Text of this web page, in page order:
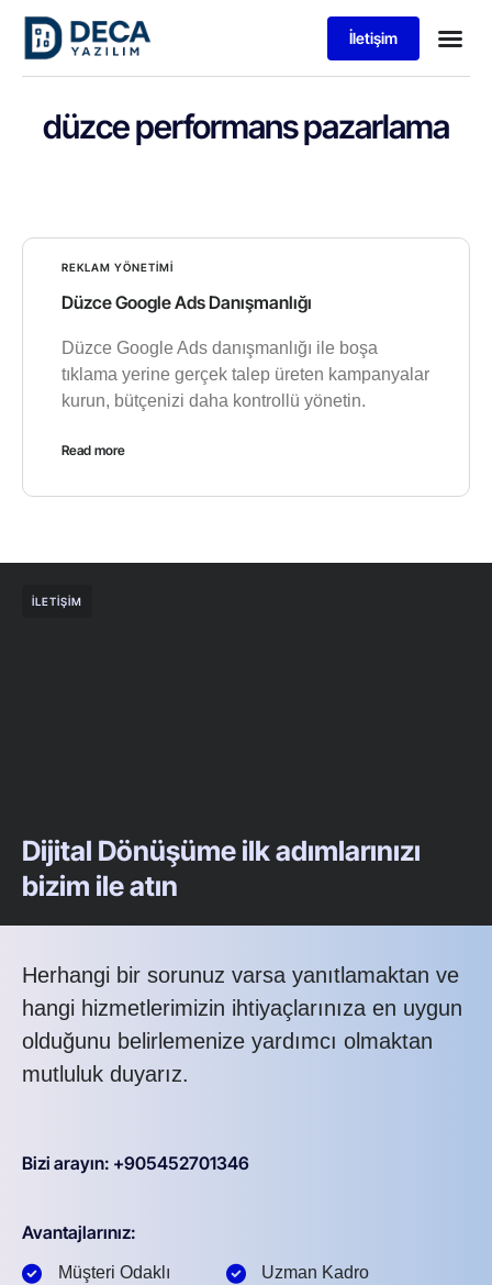
İletişim
düzce performans pazarlama
REKLAM YÖNETIMI
Düzce Google Ads Danışmanlığı
Düzce Google Ads danışmanlığı ile boşa
tıklama yerine gerçek talep üreten kampanyalar
kurun, bütçenizi daha kontrollü yönetin.
Read more
İLETIŞIM
Dijital Dönüşüme ilk adımlarınızı
bizim ile atın
Herhangi bir sorunuz varsa yanıtlamaktan ve
hangi hizmetlerimizin ihtiyaçlarınıza en uygun
olduğunu belirlemenize yardımcı olmaktan
mutluluk duyarız.
Bizi arayın: +905452701346
Avantajlarınız:
Müşteri Odaklı
Uzman Kadro